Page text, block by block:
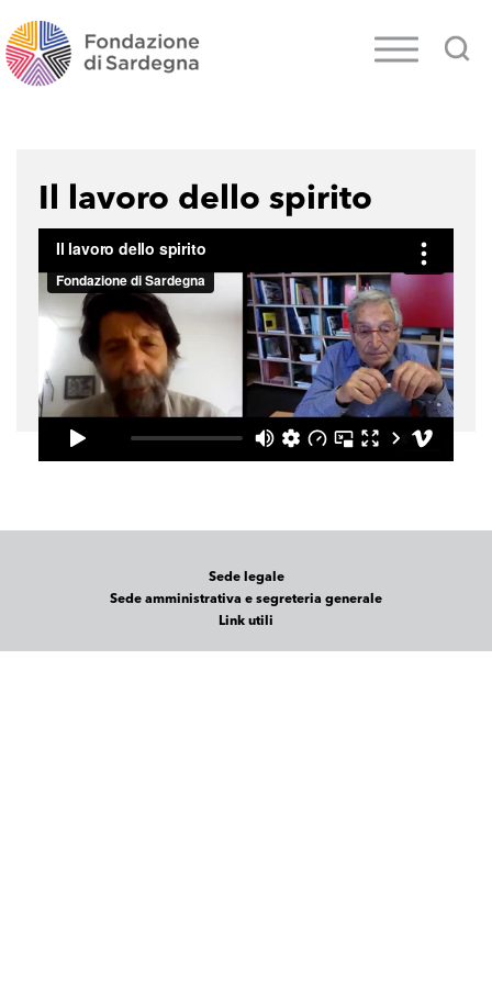
Il lavoro dello spirito
Sede legale
Sede amministrativa e segreteria generale
Link utili